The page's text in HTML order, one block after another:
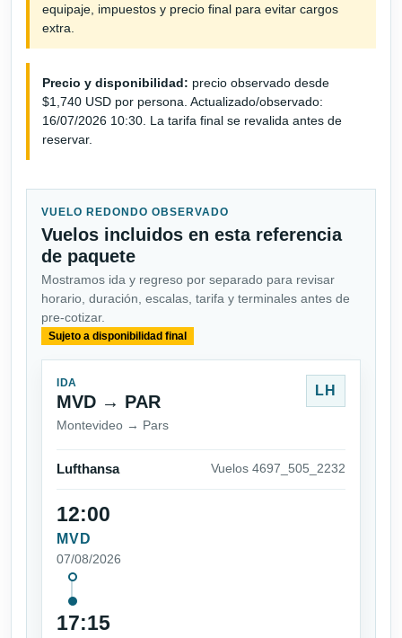
equipaje, impuestos y precio final para evitar cargos
extra.
Precio y disponibilidad: precio observado desde
$1,740 USD por persona. Actualizado/observado:
16/07/2026 10:30. La tarifa final se revalida antes de
reservar.
VUELO REDONDO OBSERVADO
Vuelos incluidos en esta referencia
de paquete
Mostramos ida y regreso por separado para revisar
horario, duración, escalas, tarifa y terminales antes de
pre-cotizar.
Sujeto a disponibilidad final
IDA
MVD → PAR
Montevideo → Pars
LH
Lufthansa Vuelos 4697_505_2232
12:00
MVD
07/08/2026
17:15